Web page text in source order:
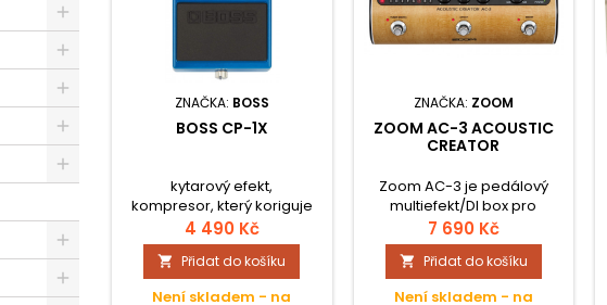
ZNAČKA: BOSS
BOSS CP-1X
kytarový efekt,
kompresor, který koriguje
dynamiku vaší hry, aniž by
však zvuk výrazně
zkresloval a zbavoval ho
konkrétnosti. Toho je
4 490 Kč
 Přidat do košíku
Není skladem - na
ZNAČKA: ZOOM
ZOOM AC-3 ACOUSTIC
CREATOR
Zoom AC-3 je pedálový
multiefekt/DI box pro
akustické nástroje s piezo
nebo magnetickými
snímači. Používáním těchto
vestavěných snímačů kytary
7 690 Kč
 Přidat do košíku
Není skladem - na